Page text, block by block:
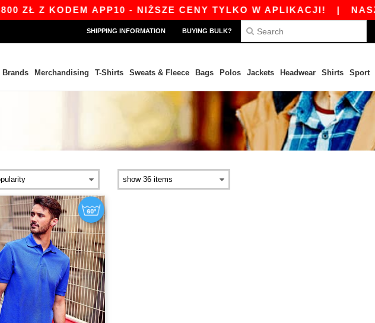
Z KODEM APP10 - NIŻSZE CENY TYLKO W APLIKACJI!|
SHIPPING INFORMATION BUYING BULK?
Brands Merchandising T-Shirts Sweats & Fleece Bags Polos Jackets Headwear Shirts Sport